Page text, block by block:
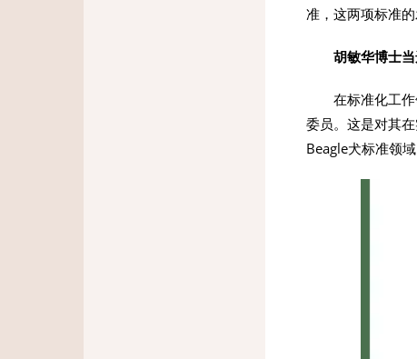
准，这两项标准
胡敏华博士
在标准化工
委员。这是对其
Beagle犬标准领